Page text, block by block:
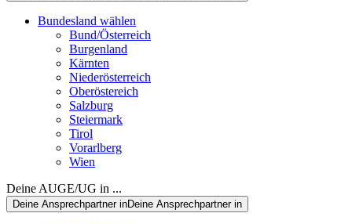
Bundesland wählen
Bund/Österreich
Burgenland
Kärnten
Niederösterreich
Oberöstereich
Salzburg
Steiermark
Tirol
Vorarlberg
Wien
Deine AUGE/UG in ...
Deine Ansprechpartner inDeine Ansprechpartner in